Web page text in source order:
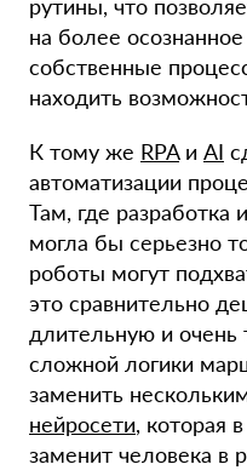
рутины, что
на более
собственные
находить
К тому же RPAи AI
автоматизации
Там, где
могла бы серьезно
роботы могут
это сравнительно
длительную и очень
сложной логики
заменить
нейросети, которая
заменит человека в